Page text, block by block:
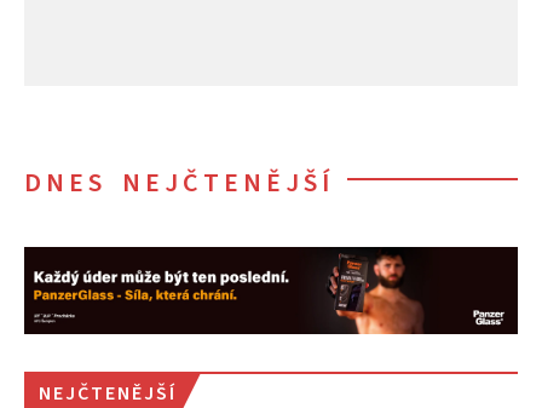
DNES NEJČTENĚJŠÍ
NEJČTENĚJŠÍ